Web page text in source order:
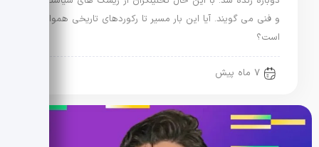
و فنی می گویند. آیا این بار مسیر تا رکوردهای تاریخی هموار
است؟
7 ماه پیش